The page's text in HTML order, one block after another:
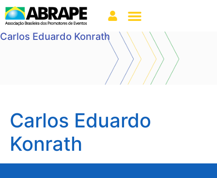
Carlos Eduardo Konrath
Carlos Eduardo
Konrath